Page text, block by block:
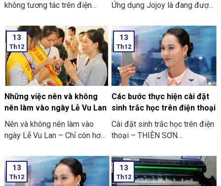
không tương tác trên điện
Ứng dụng Jojoy là đang được
đồng người yêu thích các trò
chơi điện tử ở trên điện thoại
di động.
13
Th12
Những việc nên và không
nên làm vào ngày Lễ Vu Lan
Nên và không nên làm vào
ngày Lễ Vu Lan – Chỉ còn hơn
ngày Vu Lan báo hiếu rồi.
THIÊN SƠN COMPUTER chia
sẻ với bạn về những việc nên
13
Th12
Các bước thực hiện cài đặt
sinh trắc học trên điện thoại
Cài đặt sinh trắc học trên điện
thoại – THIÊN SƠN
khảo “các bước thực hiện cài
đặt sinh trắc học trên điện
thoại” nhé
13
Th12
13
Th12